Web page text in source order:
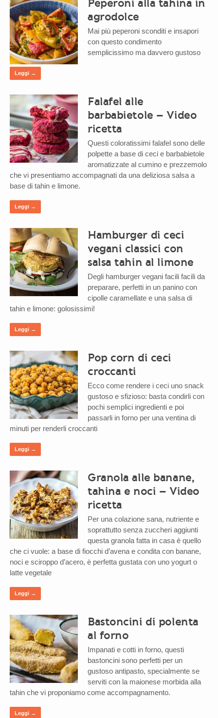
agrodolce
Mai più peperoni sconditi e insapori
con questo condimento
semplicissimo ma davvero gustoso
Leggi →
Falafel alle
barbabietole – Video
ricetta
Questi coloratissimi falafel sono delle
polpette a base di ceci e barbabietole
aromatizzate al cumino e prezzemolo
che vi presentiamo accompagnati da una deliziosa salsa a
base di tahin e limone.
Leggi →
Hamburger di ceci
vegani classici con
salsa tahin al limone
Degli hamburger vegani facili facili da
preparare, perfetti in un panino con
cipolle caramellate e una salsa di
tahin e limone: golosissimi!
Leggi →
Pop corn di ceci
croccanti
Ecco come rendere i ceci uno snack
gustoso e sfizioso: basta condirli con
pochi semplici ingredienti e poi
passarli in forno per una ventina di
minuti per renderli croccanti
Leggi →
Granola alle banane,
tahina e noci – Video
ricetta
Per una colazione sana, nutriente e
soprattutto senza zuccheri aggiunti
questa granola fatta in casa è quello
che ci vuole: a base di fiocchi d’avena e condita con banane,
noci e sciroppo d’acero, è perfetta gustata con uno yogurt o
latte vegetale
Leggi →
Bastoncini di polenta
al forno
Impanati e cotti in forno, questi
bastoncini sono perfetti per un
gustoso antipasto, specialmente se
serviti con la maionese morbida alla
tahin che vi proponiamo come accompagnamento.
Leggi →